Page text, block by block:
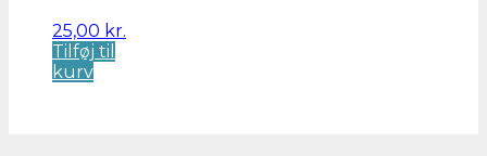
25,00 kr.
Tilføj til
kurv